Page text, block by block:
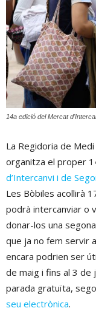
14a edició del Mercat
La Regidoria de
organitza el proper
d’Intercanvi i de
Les Bòbiles acollirà
podrà intercanviar o
donar-los una
que ja no fem servir
encara podrien ser
de maig i fins al 3 de
parada gratuïta,
seu electrònica.